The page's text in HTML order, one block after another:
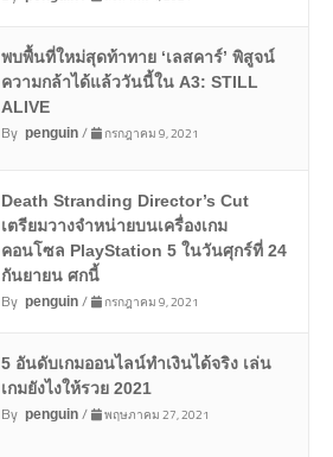
พบพื้นที่ใหม่สุดท้าทาย ‘เลสคาร์’ พิสูจน์
ความกล้าได้แล้ววันนี้ใน A3: STILL
ALIVE
By penguin/ กรกฎาคม 9, 2021
Death Stranding Director’s Cut
เตรียมวางจำหน่ายบนเครื่องเกม
คอนโซล PlayStation 5 ในวันศุกร์ที่ 24
กันยายน ศกนี้
By penguin/ กรกฎาคม 9, 2021
5 อันดับเกมออนไลน์ทำเงินได้จริง เล่น
เกมยังไงให้รวย 2021
By penguin/ พฤษภาคม 27, 2021